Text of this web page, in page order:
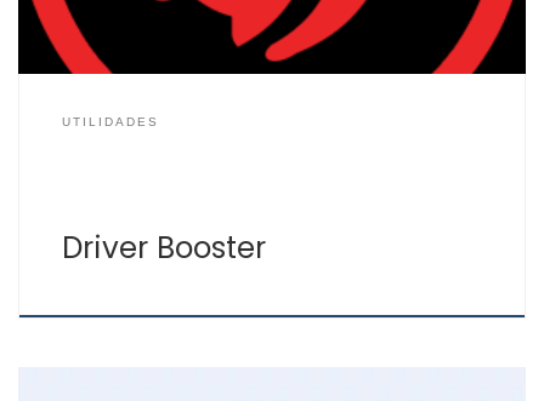
UTILIDADES
Driver Booster